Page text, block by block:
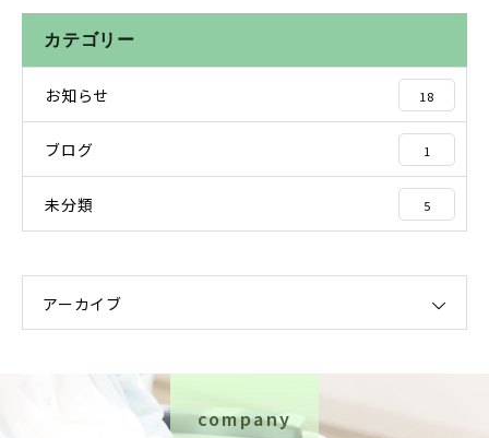
カテゴリー
お知らせ 18
ブログ 1
未分類 5
アーカイブ
company